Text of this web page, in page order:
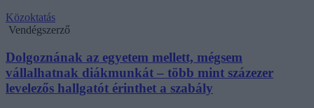
Közoktatás
Vendégszerző
Dolgoznának az egyetem mellett, mégsem
vállalhatnak diákmunkát – több mint százezer
levelezős hallgatót érinthet a szabály